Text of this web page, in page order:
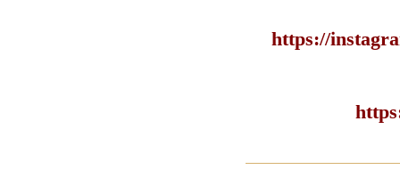
https://